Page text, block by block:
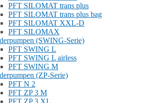
PFT SILOMAT trans plus
PFT SILOMAT trans plus bag
PFT SILOMAT XXL-D
PFT SILOMAX
(SWING-Serie)
PFT SWING L
PFT SWING L airless
PFT SWING M
(ZP-Serie)
PFT N 2
PFT ZP 3 M
PFT ZP 3 XL